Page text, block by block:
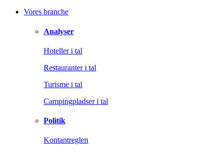
Vores branche
Analyser
Hoteller i tal
Restauranter i tal
Turisme i tal
Campingpladser i tal
Politik
Kontantreglen